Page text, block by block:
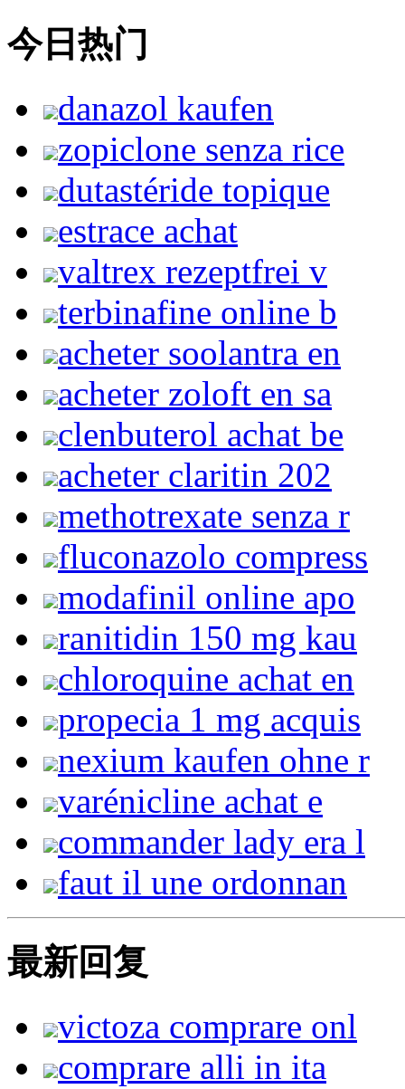
今日热门
danazol kaufen
zopiclone senza rice
dutastéride topique
estrace achat
valtrex rezeptfrei v
terbinafine online b
acheter soolantra en
acheter zoloft en sa
clenbuterol achat be
acheter claritin 202
methotrexate senza r
fluconazolo compress
modafinil online apo
ranitidin 150 mg kau
chloroquine achat en
propecia 1 mg acquis
nexium kaufen ohne r
varénicline achat e
commander lady era l
faut il une ordonnan
最新回复
victoza comprare onl
comprare alli in ita